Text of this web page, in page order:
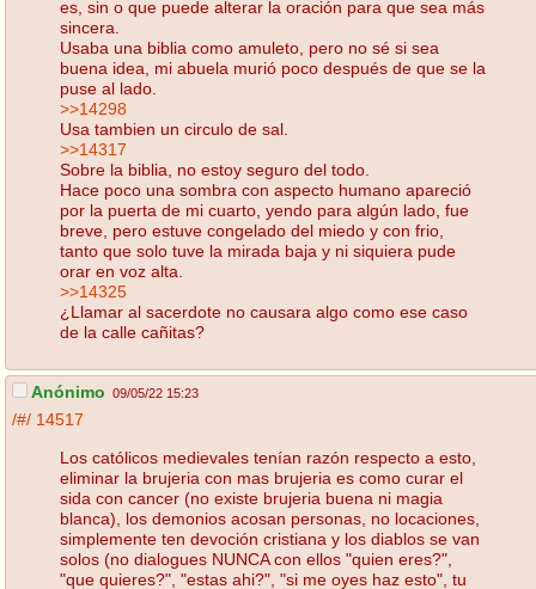
es, sin o que puede alterar la oración para que sea más
sincera.
Usaba una biblia como amuleto, pero no sé si sea
buena idea, mi abuela murió poco después de que se la
puse al lado.
>>14298
Usa tambien un circulo de sal.
>>14317
Sobre la biblia, no estoy seguro del todo.
Hace poco una sombra con aspecto humano apareció
por la puerta de mi cuarto, yendo para algún lado, fue
breve, pero estuve congelado del miedo y con frio,
tanto que solo tuve la mirada baja y ni siquiera pude
orar en voz alta.
>>14325
¿Llamar al sacerdote no causara algo como ese caso
de la calle cañitas?
Anónimo 09/05/22 15:23
/#/ 14517
Los católicos medievales tenían razón respecto a esto,
eliminar la brujeria con mas brujeria es como curar el
sida con cancer (no existe brujeria buena ni magia
blanca), los demonios acosan personas, no locaciones,
simplemente ten devoción cristiana y los diablos se van
solos (no dialogues NUNCA con ellos "quien eres?",
"que quieres?", "estas ahi?", "si me oyes haz esto", tu